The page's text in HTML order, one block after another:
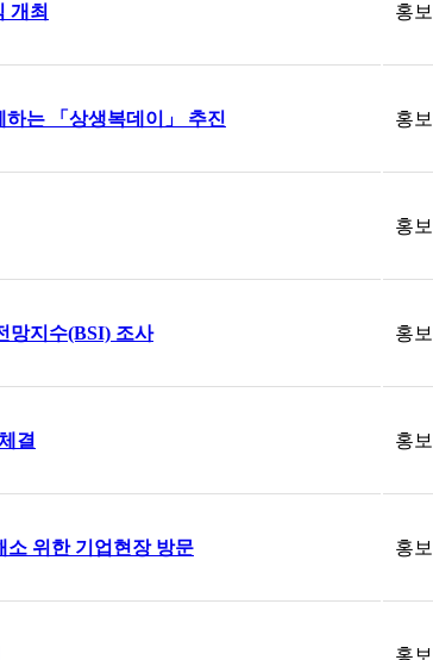
개최 홍
하는 「상생복데이」 추진 홍
홍
망지수(BSI) 조사 홍
결 홍
소 위한 기업현장 방문 홍
홍